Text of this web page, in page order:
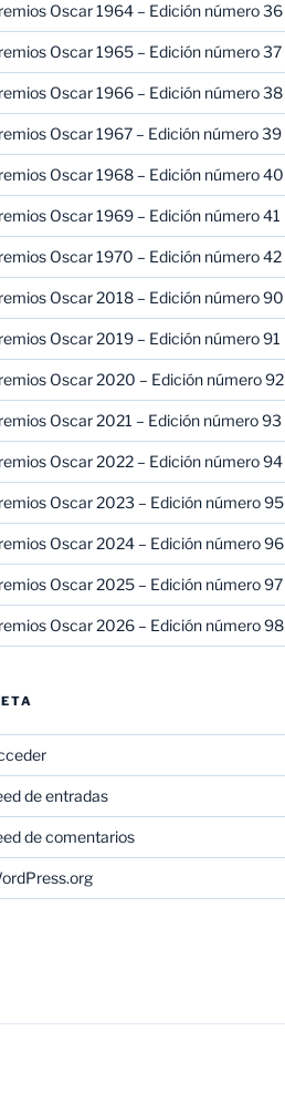
Oscar 1964 – Edición número 36
Oscar 1965 – Edición número 37
Oscar 1966 – Edición número 38
Oscar 1967 – Edición número 39
Oscar 1968 – Edición número 40
Oscar 1969 – Edición número 41
Oscar 1970 – Edición número 42
Oscar 2018 – Edición número 90
Oscar 2019 – Edición número 91
Oscar 2020 – Edición número 92
Oscar 2021 – Edición número 93
Oscar 2022 – Edición número 94
Oscar 2023 – Edición número 95
Oscar 2024 – Edición número 96
Oscar 2025 – Edición número 97
Oscar 2026 – Edición número 98
de entradas
de comentarios